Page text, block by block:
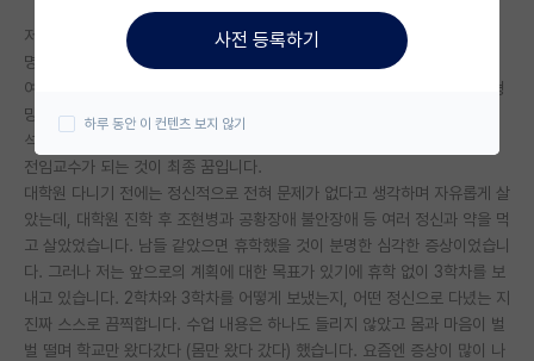
미국 대학원 합격 후기 게시판
대학원생 모집 게시판
연구실(PI) 홍보 게시판
석박사 채용 정보 게시판
임용 정보 게시판
학부 인턴 게시판
취업 게시판
저는 석사과정 3학차를 지내고 있습니다.
명리학과 관상이 취미이며 명상을 즐깁니다.
여러분이 보실 때 제가 교수 혹은 권력과 가진자에 대한 색정형 망상 질투형
망상이 있는 것 같나요?
석사과정 졸업 후 박사과정 진학 예정이며, 학회 활동 및 시간강사 경험 후
전임교수가 되는 것이 최종 꿈입니다.
대학원 다니기 전에는 정신적으로 전혀 문제가 없다고 생각하며 자유롭게 살
았는데, 대학원 진학 후 조현병과 공황장애 불안장애 등 여러 정신과 약을 먹
고 살았었습니다. 남들 같았으면 휴학했을 것이 분명한 심각한 증상이었습니
다. 그러나 저는 앞으로의 계획에 대한 목표가 있기에 휴학 없이 3학차를 보
내고 있습니다. 2학차와 3학차를 어떻게 보냈는지, 어떤 정신으로 다녔는 지
진짜 스스로 끔찍합니다. 수업 내용은 하나도 들리지 않았고 몸과 마음이 벌
벌 떨며 학교만 왔다갔다 (몸만 왔다 갔다) 했습니다. 요즘엔 증상이 많이 나
사전 등록하기
하루 동안 이 컨텐츠 보지 않기